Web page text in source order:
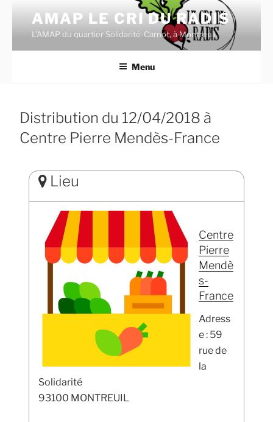
contenu
principal
AMAP LE CRI DU RADIS
L'AMAP du quartier Solidarité-Carnot, à Montreuil.
Menu
Distribution du 12/04/2018 à
Centre Pierre Mendès-France
Lieu
Centre
Pierre
Mendè
s-
France
Adress
e : 59
rue de
la
Solidarité
93100 MONTREUIL